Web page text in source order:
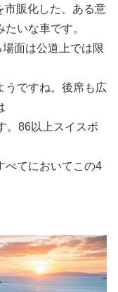
市販化した、ある意
いな車です。
面は公道上では限
うですね。後席も広
。86以上スイスポ
べてにおいてこの4